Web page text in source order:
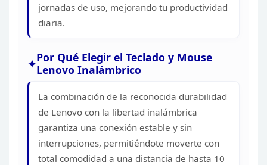
jornadas de uso, mejorando tu productividad
diaria.
Por Qué Elegir el Teclado y Mouse
Lenovo Inalámbrico
La combinación de la reconocida durabilidad
de Lenovo con la libertad inalámbrica
garantiza una conexión estable y sin
interrupciones, permitiéndote moverte con
total comodidad a una distancia de hasta 10